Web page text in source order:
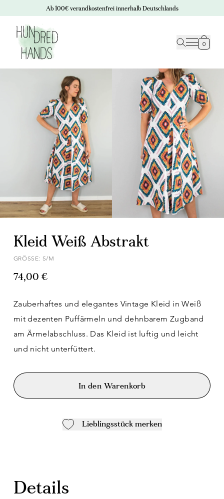
Ab 100€ verandkostenfrei innerhalb Deutschlands
0
Kleid Weiß Abstrakt
GRÖSSE: S/M
74,00 €
Zauberhaftes und elegantes Vintage Kleid in Weiß
mit dezenten Puffärmeln und dehnbarem Zugband
am Ärmelabschluss. Das Kleid ist luftig und leicht
und nicht unterfüttert.
In den Warenkorb
Lieblingsstück merken
Details